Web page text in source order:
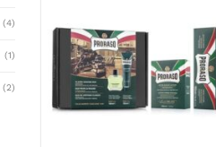
(4)
(1)
(2)